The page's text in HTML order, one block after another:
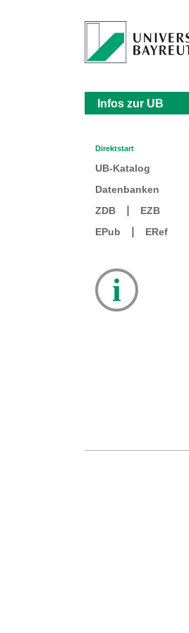
Direktstart
UB-Katalog
Datenbanken
ZDB
EZB
EPub
ERef
i
Infos zur UB